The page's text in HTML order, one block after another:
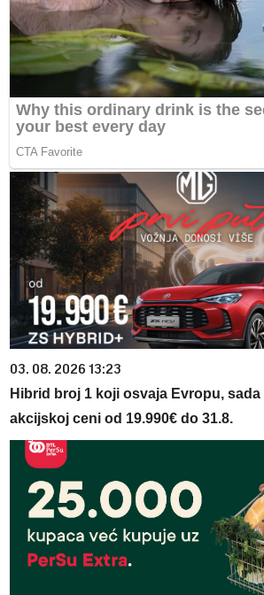
03. 08. 2026 13:23
Hibrid broj 1 koji osvaja Evropu,
akcijskoj ceni od 19.990€ do 31.8.